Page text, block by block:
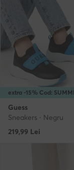
extra -15% Cod:
Guess
Sneakers · Negru
219,99 Lei